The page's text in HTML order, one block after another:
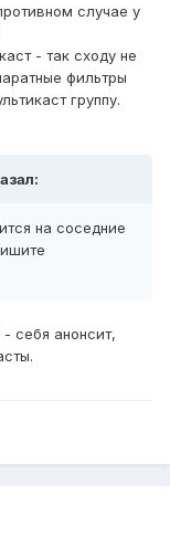
случае у
- так сходу не
фильтры
группу.
на соседние
себя анонсит,